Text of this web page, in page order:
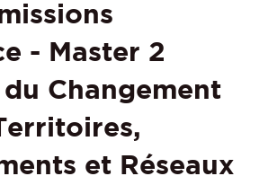
- Master 2
Changement
et Réseaux